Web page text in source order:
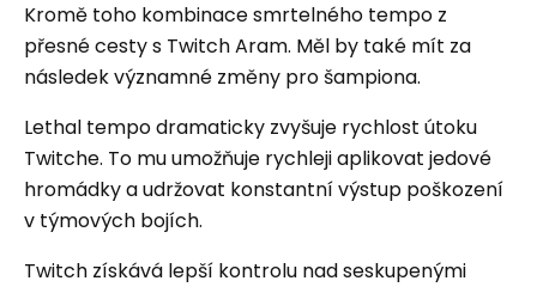
Kromě toho kombinace smrtelného tempo z
přesné cesty s Twitch Aram. Měl by také mít za
následek významné změny pro šampiona.
Lethal tempo dramaticky zvyšuje rychlost útoku
Twitche. To mu umožňuje rychleji aplikovat jedové
hromádky a udržovat konstantní výstup poškození
v týmových bojích.
Twitch získává lepší kontrolu nad seskupenými